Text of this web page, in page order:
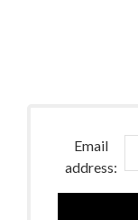
Email
address: